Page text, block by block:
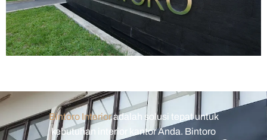
Bintoro Interioradalah solusi tepat untuk
kebutuhan interior kantor Anda. Bintoro